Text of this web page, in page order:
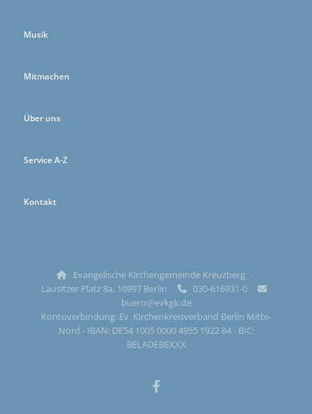
Musik
Mitmachen
Über uns
Service A-Z
Kontakt

Evangelische Kirchengemeinde Kreuzberg ·
Lausitzer Platz 8a, 10997 Berlin
 030-616931-0 
buero@evkgk.de
Kontoverbindung: Ev. Kirchenkreisverband Berlin Mitte-
Nord - IBAN: DE54 1005 0000 4955 1922 84 - BIC:
BELADEBEXXX